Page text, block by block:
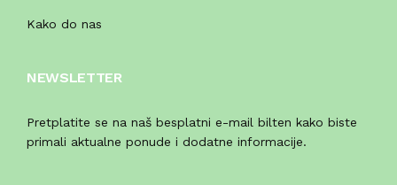
Kako do nas
NEWSLETTER
Pretplatite se na naš besplatni e-mail bilten kako biste
primali aktualne ponude i dodatne informacije.